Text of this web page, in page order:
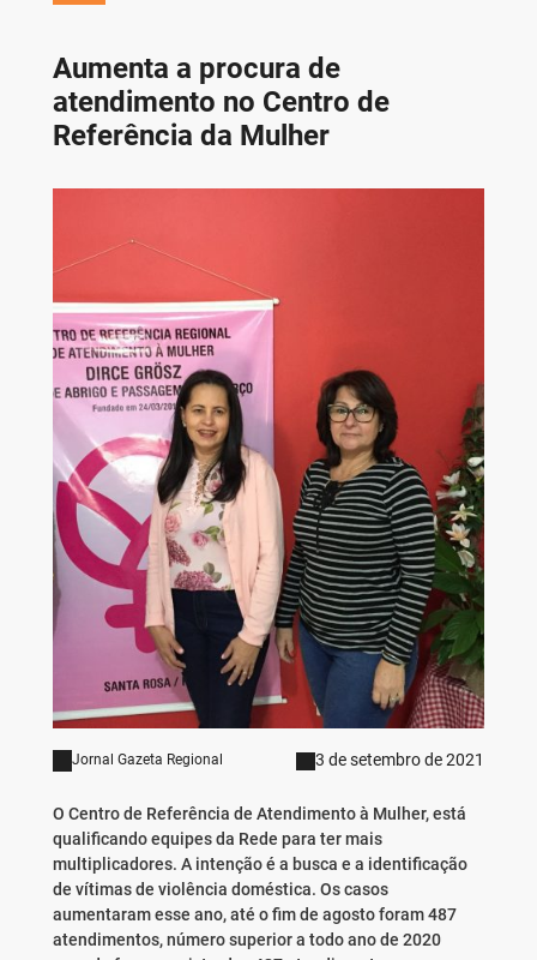
Aumenta a procura de
atendimento no Centro de
Referência da Mulher
Jornal Gazeta Regional 3 de setembro de 2021
O Centro de Referência de Atendimento à Mulher, está
qualificando equipes da Rede para ter mais
multiplicadores. A intenção é a busca e a identificação
de vítimas de violência doméstica. Os casos
aumentaram esse ano, até o fim de agosto foram 487
atendimentos, número superior a todo ano de 2020